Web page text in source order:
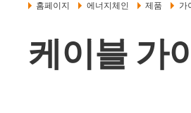
홈페이지 에너지체인 제품 가
케이블 가